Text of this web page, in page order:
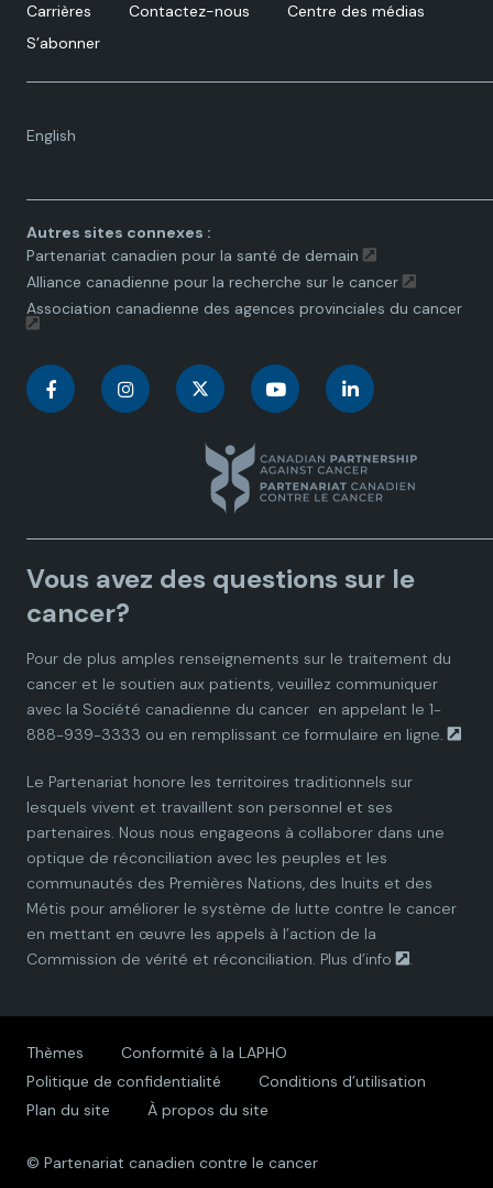
Carrières Contactez-nous
Centre des médias
S’abonner
English
Language
Autres sites connexes :
Partenariat canadien pour la santé de demain
Alliance canadienne pour la recherche sur le cancer
Association canadienne des agences provinciales du cancer
C
a
d
a
n
P
a
r
t
e
C
a
d
a
n
P
a
r
t
e
n
a
d
a
n
P
a
r
t
e
C
n
a
d
a
n
P
a
r
t
e
C
n
a
d
a
n
P
a
r
t
Vous avez des questions sur le
cancer?
Pour de plus amples renseignements sur le traitement du
cancer et le soutien aux patients, veuillez communiquer
avec la Société canadienne du cancer en appelant le 1-
888-939-3333 ou en remplissant ce formulaire en ligne.
Le Partenariat honore les territoires traditionnels sur
lesquels vivent et travaillent son personnel et ses
partenaires. Nous nous engageons à collaborer dans une
optique de réconciliation avec les peuples et les
communautés des Premières Nations, des Inuits et des
Métis pour améliorer le système de lutte contre le cancer
en mettant en œuvre les appels à l’action de la
Commission de vérité et réconciliation. Plus d’info .
Thèmes
Conformité à la LAPHO
Politique de confidentialité
Conditions d’utilisation
Plan du site
À propos du site
© Partenariat canadien contre le cancer